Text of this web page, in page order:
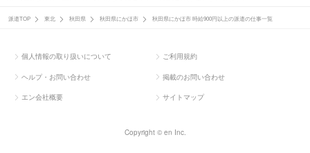
派遣TOP 東北 秋田県 秋田県にかほ市 秋田県にかほ市 時給900円以上の派遣の仕事一覧
個人情報の取り扱いについて ご利用規約
ヘルプ・お問い合わせ 掲載のお問い合わせ
エン会社概要 サイトマップ
Copyright © en Inc.